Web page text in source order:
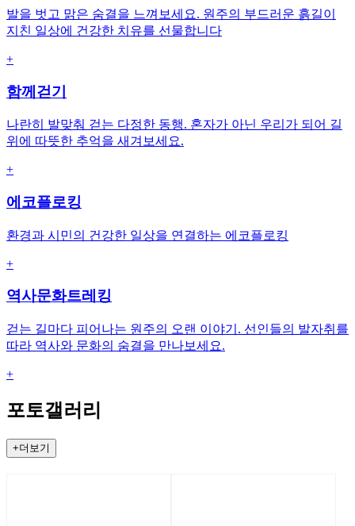
발을 벗고 맑은 숨결을 느껴보세요. 원주의 부드러운 흙길이
지친 일상에 건강한 치유를 선물합니다
+
함께걷기
나란히 발맞춰 걷는 다정한 동행. 혼자가 아닌 우리가 되어 길
위에 따뜻한 추억을 새겨보세요.
+
에코플로킹
환경과 시민의 건강한 일상을 연결하는 에코플로킹
+
역사문화트레킹
걷는 길마다 피어나는 원주의 오랜 이야기. 선인들의 발자취를
따라 역사와 문화의 숨결을 만나보세요.
+
포토갤러리
+더보기